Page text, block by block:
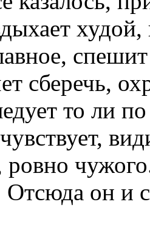
сберечь,
то ли
ровно
Отсюда он и